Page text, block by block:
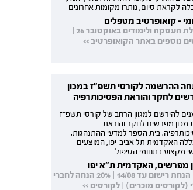
לקראת סיום, נותרו מקומות אחרונים
- קואופרטיב מטפלים
תחילת העסקה ולימודים באוקטובר 26 |
נוספים באתר הקואופרטיב >>
ההרשמה לקורסי תשפ"ז במכון
לחקר והוראת הפסיכותרפיה
להירשם למגוון הרחב של קורסי תשפ"ז
מכון מפרשים לחקר והוראת
בית הספר למדעי ההתנהגות,
האקדמית תל אביב-יפו, המוצעים
מקצוע בתחומי הטיפול.
מפרשים, האקדמית ת"א יפו
15% הנחת רישום עד 14/08 | 20% הנחה לחברי
(לקורסים מוכרים) | לקורסים >>